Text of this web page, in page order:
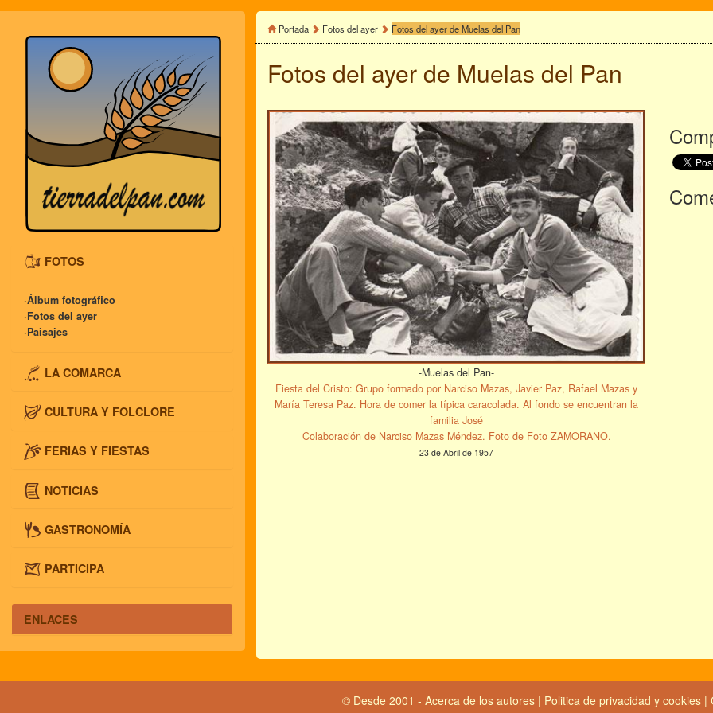
FOTOS
·Álbum fotográfico
·Fotos del ayer
·Paisajes
LA COMARCA
CULTURA Y FOLCLORE
FERIAS Y FIESTAS
NOTICIAS
GASTRONOMÍA
PARTICIPA
ENLACES
Portada Fotos del ayer Fotos del ayer de Muelas del Pan
Fotos del ayer de Muelas del Pan
-Muelas del Pan-
Fiesta del Cristo: Grupo formado por Narciso Mazas, Javier Paz, Rafael Mazas y
María Teresa Paz. Hora de comer la típica caracolada. Al fondo se encuentran la
familia José
Colaboración de Narciso Mazas Méndez. Foto de Foto ZAMORANO.
23 de Abril de 1957
© Desde 2001 - Acerca de los autores| Politica de privacidad y cookies |